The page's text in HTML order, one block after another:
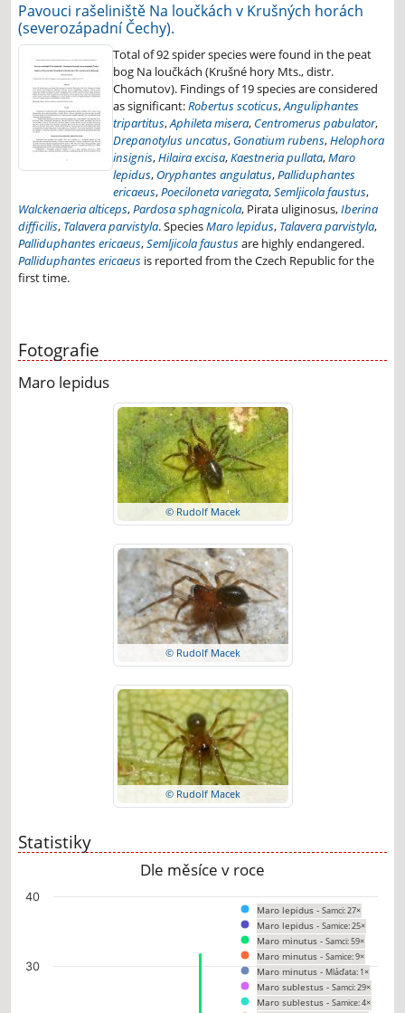
Pavouci rašeliniště Na loučkách v Krušných horách
(severozápadní Čechy).
Total of 92 spider species were found in the peat
bog Na loučkách (Krušné hory Mts., distr.
Chomutov). Findings of 19 species are considered
as significant:Robertus scoticus,Anguliphantes
tripartitus,Aphileta misera, Centromerus pabulator,
Drepanotylus uncatus, Gonatium rubens,Helophora
insignis,Hilaira excisa,Kaestneria pullata,Maro
lepidus, Oryphantes angulatus,Palliduphantes
ericaeus,Poeciloneta variegata,Semljicola faustus,
Walckenaeria alticeps,Pardosa sphagnicola, Pirata uliginosus,Iberina
difficilis, Talavera parvistyla. SpeciesMaro lepidus, Talavera parvistyla,
Palliduphantes ericaeus,Semljicola faustusare highly endangered.
Palliduphantes ericaeus is reported from the Czech Republic for the
first time.
Fotografie
Maro lepidus
© Rudolf Macek
© Rudolf Macek
© Rudolf Macek
Statistiky
Dle měsíce v roce
Chart
The chart has 1 X axis displaying categories.
The chart has 1 Y axis displaying values. Data ranges from 0 to 32.
Maro lepidus - Samci: 27×
Maro lepidus - Samice: 25×
Maro minutus - Samci: 59×
Maro minutus - Samice: 9×
Maro minutus - Mláďata: 1×
Maro sublestus - Samci: 29×
Maro sublestus - Samice: 4×
30
40